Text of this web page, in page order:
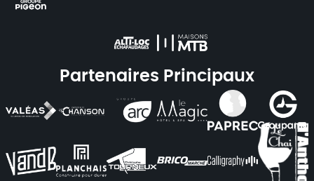
Partenaires Principaux